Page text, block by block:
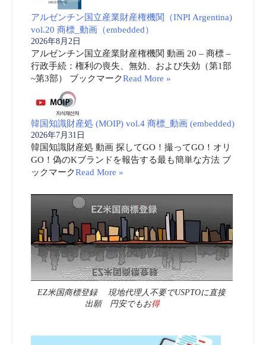
アルゼンチン国立産業財産権機関（INPI Argentina)
vol.20 商標_動画（embedded）
2026年8月2日
アルゼンチン国立産業財産権機関 動画 20 – 商標 –
行政手続：権利の喪失、無効、および失効（第1部
~第3部） ブックマークRead More »
韓国知識財産処 (MOIP) vol.4 商標_動画 (embedded)
2026年7月31日
韓国知識財産処 動画 探してGO！撮ってGO！オリ
GO！偽のKブランドを報告する最も簡単な方法 ブ
ックマークRead More »
EZ米国商標登録 現地代理人不要でUSPTOに直接
出願 円安でもお得